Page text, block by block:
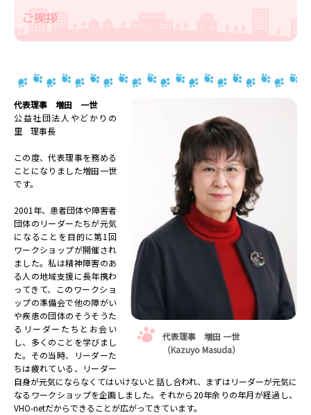
ご挨拶
代表理事 増田 一世
（Kazuyo Masuda）
代表理事 増田 一世
公益社団法人やどかりの
里 理事長
この度、代表理事を務める
ことになりました増田一世
です。
2001年、患者団体や障害者
団体のリーダーたちが元気
になることを目的に第1回
ワークショップが開催され
ました。私は精神障害のあ
る人の地域支援に長年携わ
ってきて、このワークショ
ップの準備会で他の障がい
や疾患の団体のそうそうた
るリーダーたちとお会い
し、多くのことを学びまし
た。その当時、リーダーた
ちは疲れている、リーダー
自身が元気にならなくてはいけないと話し合われ、まずはリーダーが元気に
なるワークショップを企画しました。それから20年余りの年月が経過し、
VHO-netだからできることが広がってきています。